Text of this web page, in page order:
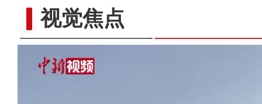
视觉焦点